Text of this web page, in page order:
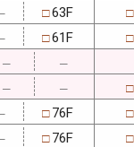
□63F □
□61F □
─ ─
─ ─ □
□ 76F □
□ 76F □